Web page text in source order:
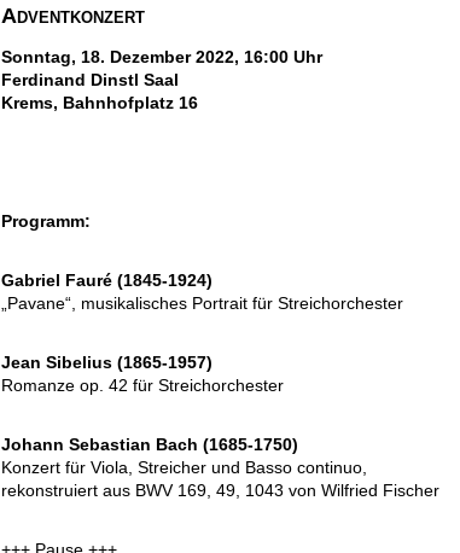
Adventkonzert
Sonntag, 18. Dezember 2022, 16:00 Uhr
Ferdinand Dinstl Saal
Krems, Bahnhofplatz 16
Programm:
Gabriel Fauré (1845-1924)
„Pavane“, musikalisches Portrait für Streichorchester
Jean Sibelius (1865-1957)
Romanze op. 42 für Streichorchester
Johann Sebastian Bach (1685-1750)
Konzert für Viola, Streicher und Basso continuo,
rekonstruiert aus BWV 169, 49, 1043 von Wilfried Fischer